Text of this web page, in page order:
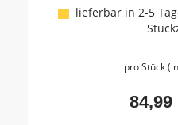
lieferbar in 2-5
pro Stück
84,99